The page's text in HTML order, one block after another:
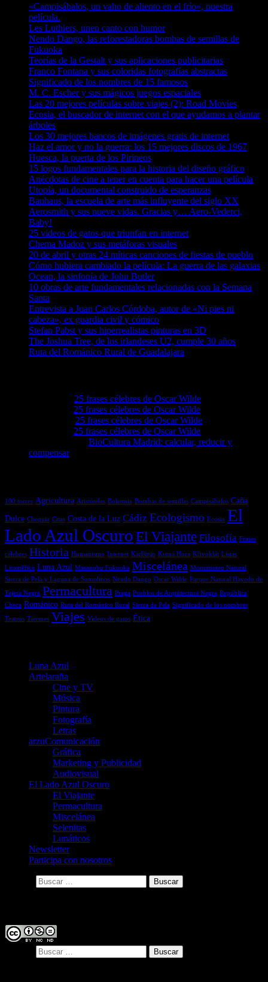
«Campisábalos, un vaho de aliento en el frío», nuestra
película.
Les Luthiers, unen canto con humor
Nendo Dango, las reforestadoras bombas de semillas de
Fukuoka
Teorías de la Gestalt y sus aplicaciones publicitarias
Franco Fontana y sus coloridas fotografías abstractas
Significado de los nombres de 15 famosos
M. C. Escher y sus mágicos juegos espaciales
Las 20 mejores películas sobre viajes (2): Road Movies
Ecosia, el buscador de internet con el que ayudamos a plantar
árboles
Los 30 mejores bancos de imágenes gratis de internet
Haz el amor y no la guerra: los 15 mejores discos de 1967
Huesca, la puerta de los Pirineos
15 logos fundamentales para la historia del diseño gráfico
Anécdotas de cine a tener en cuenta para hacer una película
Utopía, un documental construido de esperanzas
Bauhaus, la escuela de arte más influyente del siglo XX
Aerosmith y sus nueve vidas. Gracias y… Aero-Vederci,
Baby!
25 videos de gatos que triunfan en internet
Chema Madoz y sus metáforas visuales
20 de abril y otras 24 míticas canciones de fiestas de pueblo
Cómo hubiera cambiado la película: La guerra de las galaxias
Ocean, la sinfonía de John Butler
10 obras de arte fundamentales relacionadas con la Semana
Santa
Entrevista a Juan Carlos Córdoba, autor de «Ni pies ni
cabeza», ex guardia civil y cómico
Stefan Pabst y sus hiperrealistas pinturas en 3D
The Joshua Tree, de los irlandeses U2, cumple 30 años
Ruta del Románico Rural de Guadalajara
25 frases célebres de Oscar Wilde
25 frases célebres de Oscar Wilde
25 frases célebres de Oscar Wilde
25 frases célebres de Oscar Wilde
BioCultura Madrid: calcular, reducir y
compensar
100 torres Agricultura Aristóteles Bohemia Bombas de semillas Campisábalos Caña
Dulce Chequia Citas Costa de la Luz Cádiz Ecologismo Ecosia El
Lado Azul Oscuro El Viajante Filosofía Frases
célebres Historia Humanismo Internet Karlštejn Kutná Hora Křivoklát Listas
Litoměřice Luna Azul Masanobu Fukuoka Miscelánea Monumento Natural
Sierra de Pela y Laguna de Somolinos Nendo Dango Oscar Wilde Parque Natural Hayedo de
Tejera Negra Permacultura Praga Pueblos de Arquitectura Negra República
Checa Románico Ruta del Románico Rural Sierra de Pela Significado de los nombres
Teatros Tiermes Viajes Videos de gatos Ética
Luna Azul
Artelaraña
Cine y TV
Música
Pintura
Fotografía
Letras
arzuComunicación
Gráfica
Marketing y Publicidad
Audiovisual
El Lado Azul Oscuro
El Viajante
Permacultura
Miscelánea
Selenitas
Lunáticos
Newsletter
Participa con nosotros